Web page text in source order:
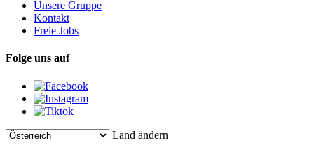
Unsere Gruppe
Kontakt
Freie Jobs
Folge uns auf
Land ändern